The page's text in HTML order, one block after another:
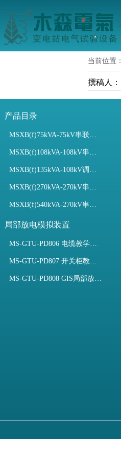
当前位置：
撰稿人：
产品目录
MSXB(f)75kVA-75kV串联谐振装置
MSXB(f)108kVA-108kV串联谐振试验装置
MSXB(f)135kVA-108kV调频串联谐振试验装置
MSXB(f)270kVA-270kV串联谐振
MSXB(f)540kVA-270kV串联谐振试验装置
局部放电模拟装置
MS-GTU-PD806 电缆教学用局部放电模拟装置
MS-GTU-PD807 开关柜教学用局部放电模拟装置
MS-GTU-PD808 GIS局部放电模拟系统